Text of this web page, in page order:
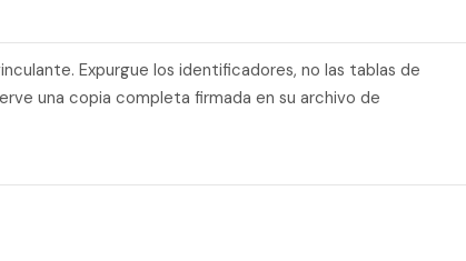
Expurgue los identificadores, no las tablas de
una copia completa firmada en su archivo de